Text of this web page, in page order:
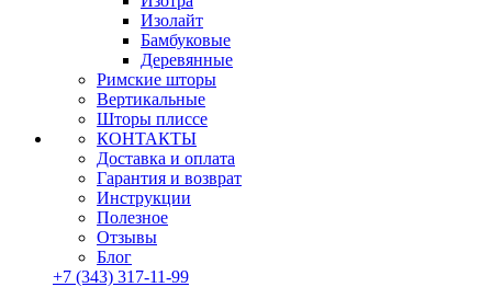
Изолайт
Бамбуковые
Деревянные
Римские шторы
Вертикальные
Шторы плиссе
КОНТАКТЫ
Доставка и оплата
Гарантия и возврат
Инструкции
Полезное
Отзывы
Блог
+7 (343) 317-11-99